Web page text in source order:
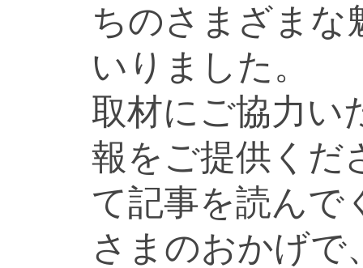
ちのさまざまな
いりました。
取材にご協力い
報をご提供くだ
て記事を読んで
さまのおかげで